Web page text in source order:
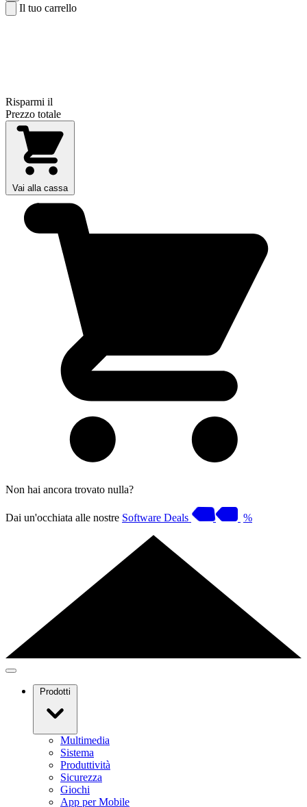
Il tuo carrello
Risparmi il
Prezzo totale
Vai alla cassa
Non hai ancora trovato nulla?
Dai un'occhiata alle nostre Software Deals %
Prodotti
Multimedia
Sistema
Produttività
Sicurezza
Giochi
App per Mobile